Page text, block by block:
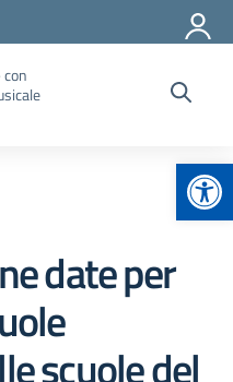
date per
scuole del